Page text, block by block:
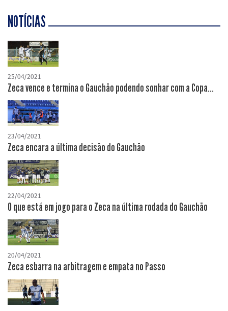
NOTÍCIAS
25/04/2021
Zeca vence e termina o Gauchão podendo sonhar com a Copa...
23/04/2021
Zeca encara a última decisão do Gauchão
22/04/2021
O que está em jogo para o Zeca na última rodada do Gauchão
20/04/2021
Zeca esbarra na arbitragem e empata no Passo